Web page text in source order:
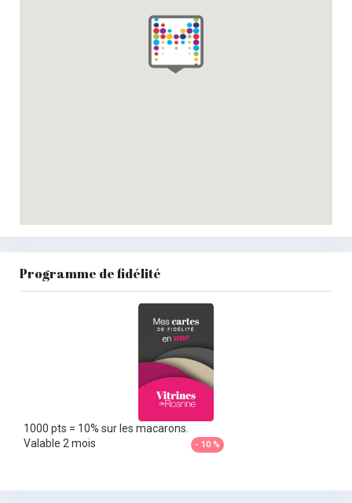
Programme de fidélité
1000 pts = 10% sur les macarons.
Valable 2 mois
- 10 %